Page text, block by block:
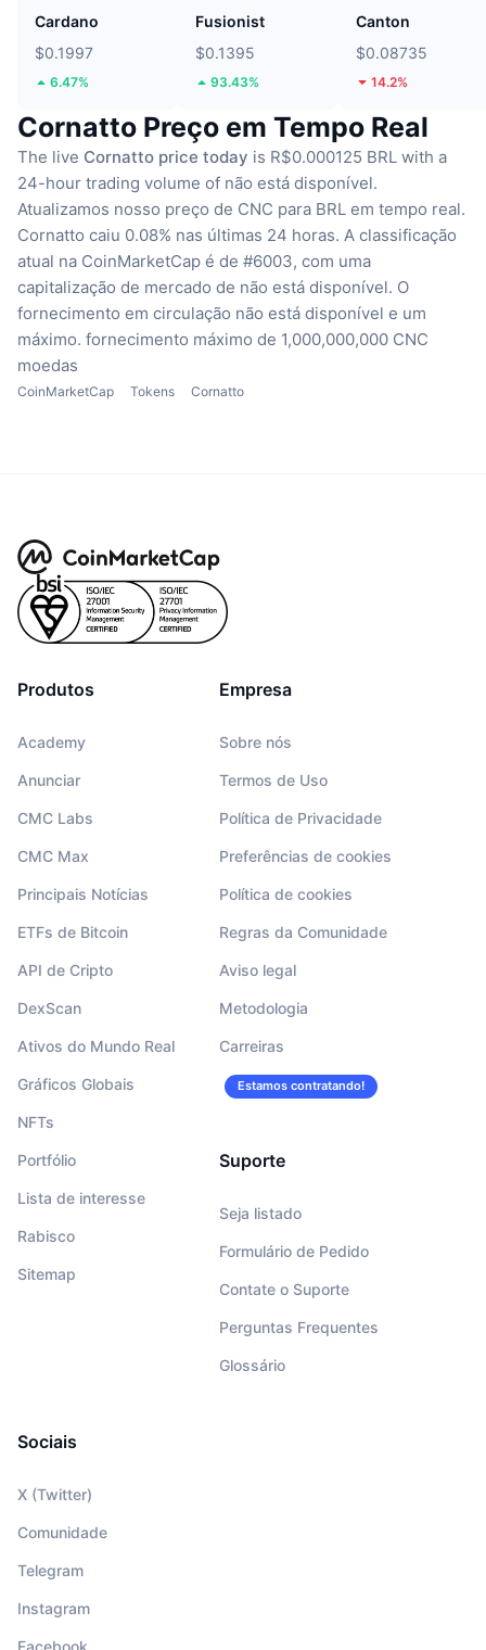
Cardano
$0.1997
6.47%
Fusionist
$0.1395
93.43%
Canton
$0.08735
14.2%
Cornatto Preço em Tempo Real
The live Cornatto price today is R$0.000125 BRL with a
24-hour trading volume of não está disponível.
Atualizamos nosso preço de CNC para BRL em tempo real.
Cornatto caiu 0.08% nas últimas 24 horas. A classificação
atual na CoinMarketCap é de #6003, com uma
capitalização de mercado de não está disponível. O
fornecimento em circulação não está disponível e um
máximo. fornecimento máximo de 1,000,000,000 CNC
moedas
CoinMarketCap Tokens Cornatto
Produtos
Academy
Anunciar
CMC Labs
CMC Max
Principais Notícias
ETFs de Bitcoin
API de Cripto
DexScan
Ativos do Mundo Real
Gráficos Globais
NFTs
Portfólio
Lista de interesse
Rabisco
Sitemap
Empresa
Sobre nós
Termos de Uso
Política de Privacidade
Preferências de cookies
Política de cookies
Regras da Comunidade
Aviso legal
Metodologia
Carreiras
Estamos contratando!
Suporte
Seja listado
Formulário de Pedido
Contate o Suporte
Perguntas Frequentes
Glossário
Sociais
X (Twitter)
Comunidade
Telegram
Instagram
Facebook